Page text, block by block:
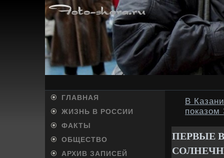
ГЛАВНАЯ
ЖИЗНЬ В РОССИИ
ФАКТЫ
ОБЩЕСТВО
АРХИВ ЗАПИСЕЙ
В
показом
ПЕРВЫЕ